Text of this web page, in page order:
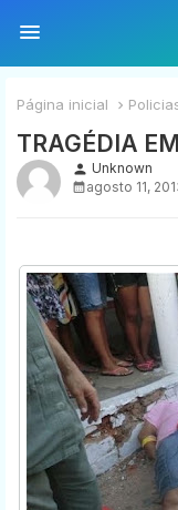
Página inicial
TRAGÉDIA
person Unknown
agosto 11,